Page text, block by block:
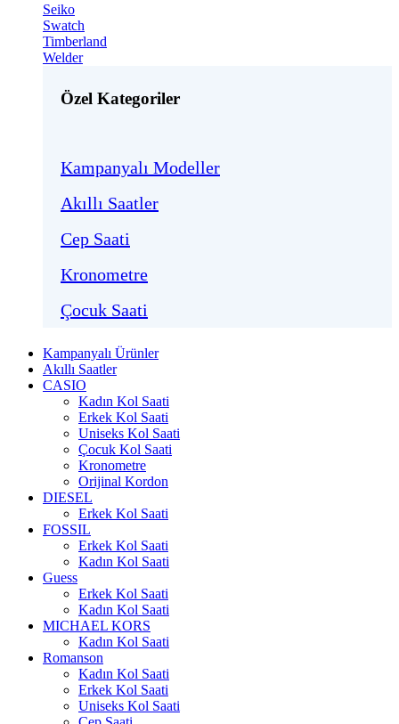
Seiko
Swatch
Timberland
Welder
Özel Kategoriler
Kampanyalı Modeller
Akıllı Saatler
Cep Saati
Kronometre
Çocuk Saati
Kampanyalı Ürünler
Akıllı Saatler
CASIO
Kadın Kol Saati
Erkek Kol Saati
Uniseks Kol Saati
Çocuk Kol Saati
Kronometre
Orijinal Kordon
DIESEL
Erkek Kol Saati
FOSSIL
Erkek Kol Saati
Kadın Kol Saati
Guess
Erkek Kol Saati
Kadın Kol Saati
MICHAEL KORS
Kadın Kol Saati
Romanson
Kadın Kol Saati
Erkek Kol Saati
Uniseks Kol Saati